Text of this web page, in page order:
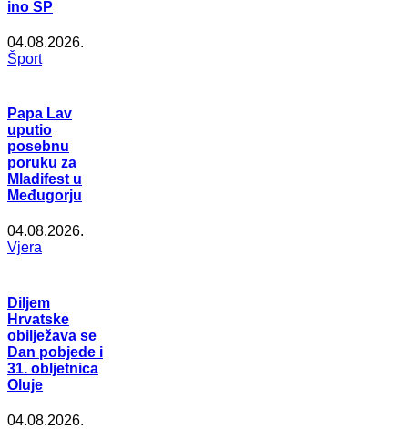
ino SP
04.08.2026.
Šport
Papa Lav
uputio
posebnu
poruku za
Mladifest u
Međugorju
04.08.2026.
Vjera
Diljem
Hrvatske
obilježava se
Dan pobjede i
31. obljetnica
Oluje
04.08.2026.